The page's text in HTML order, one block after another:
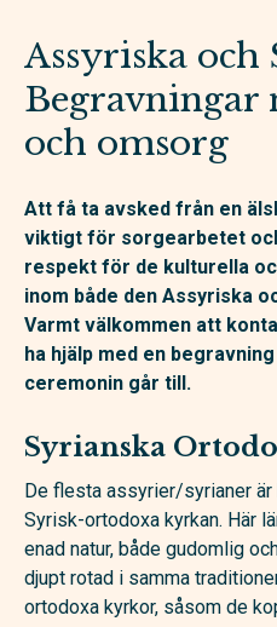
Assyriska och
och omsorg
Att få ta avsked från en
viktigt för sorgearbetet
respekt för de kulturella
inom både den Assyriska
Varmt välkommen att
ha hjälp med en
ceremonin går till.
Syrianska
De flesta assyrier/syrianer
Syrisk-ortodoxa kyrkan. Här
enad natur, både gudomlig
djupt rotad i samma
ortodoxa kyrkor, såsom de